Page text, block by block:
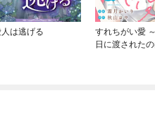
は逃げる
すれちがい愛
日に渡された